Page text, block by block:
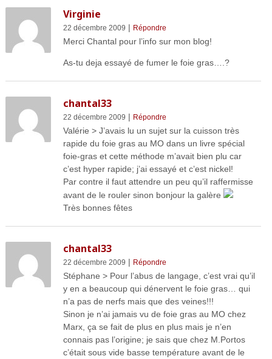
Virginie
22 décembre 2009 | Répondre
Merci Chantal pour l’info sur mon blog!
As-tu deja essayé de fumer le foie gras….?
chantal33
22 décembre 2009 | Répondre
Valérie > J’avais lu un sujet sur la cuisson très
rapide du foie gras au MO dans un livre spécial
foie-gras et cette méthode m’avait bien plu car
c’est hyper rapide; j’ai essayé et c’est nickel!
Par contre il faut attendre un peu qu’il raffermisse
avant de le rouler sinon bonjour la galère
Très bonnes fêtes
chantal33
22 décembre 2009 | Répondre
Stéphane > Pour l’abus de langage, c’est vrai qu’il
y en a beaucoup qui dénervent le foie gras… qui
n’a pas de nerfs mais que des veines!!!
Sinon je n’ai jamais vu de foie gras au MO chez
Marx, ça se fait de plus en plus mais je n’en
connais pas l’origine; je sais que chez M.Portos
c’était sous vide basse température avant de le